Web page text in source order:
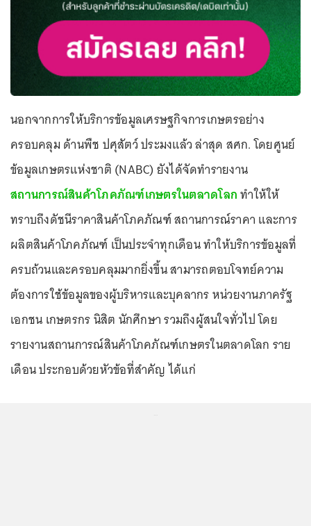
นอกจากการให้บริการข้อมูลเศรษฐกิจการเกษตรอย่าง
ครอบคลุม ด้านพืช ปศุสัตว์ ประมงแล้ว ล่าสุด สศก. โดยศูนย์
ข้อมูลเกษตรแห่งชาติ (NABC) ยังได้จัดทำรายงาน
สถานการณ์สินค้าโภคภัณฑ์เกษตรในตลาดโลกทำให้ให้
ทราบถึงดัชนีราคาสินค้าโภคภัณฑ์ สถานการณ์ราคา และการ
ผลิตสินค้าโภคภัณฑ์ เป็นประจำทุกเดือน ทำให้บริการข้อมูลที่
ครบถ้วนและครอบคลุมมากยิ่งขึ้น สามารถตอบโจทย์ความ
ต้องการใช้ข้อมูลของผู้บริหารและบุคลากร หน่วยงานภาครัฐ
เอกชน เกษตรกร นิสิต นักศึกษา รวมถึงผู้สนใจทั่วไป โดย
รายงานสถานการณ์สินค้าโภคภัณฑ์เกษตรในตลาดโลก ราย
เดือน ประกอบด้วยหัวข้อที่สำคัญ ได้แก่